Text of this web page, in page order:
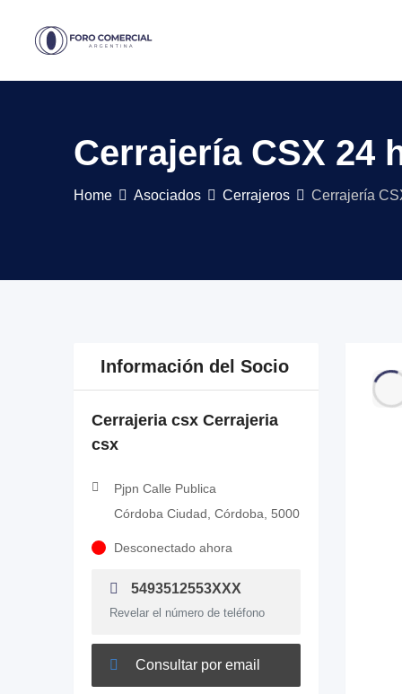
Cerrajería CSX 24
Home Asociados Cerrajeros Cerrajería
Información del Socio
Cerrajeria csx Cerrajeria
csx
Pjpn Calle Publica
Córdoba Ciudad, Córdoba, 5000
Desconectado ahora
5493512553XXX
Revelar el número de teléfono
Consultar por email